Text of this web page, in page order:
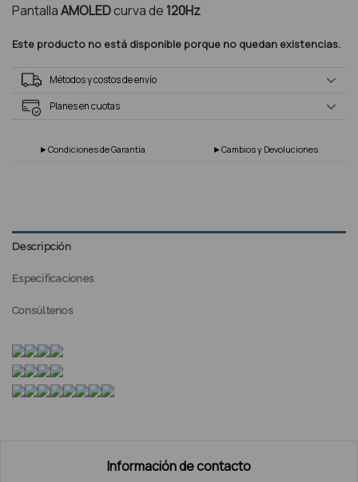
PantallaAMOLEDcurva de120Hz
Este producto no está disponible porque no quedan existencias.
Métodos y costos de envío
Planes en cuotas
►Condiciones de Garantía ►Cambios y Devoluciones
Descripción
Especificaciones
Consúltenos
Información de contacto